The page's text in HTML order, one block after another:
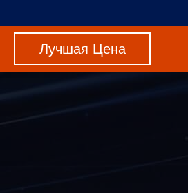
Лучшая Цена